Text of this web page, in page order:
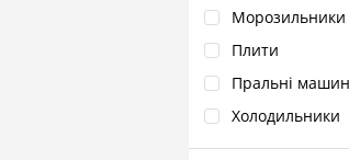
Морозильники
Плити
Пральні
Холодильники